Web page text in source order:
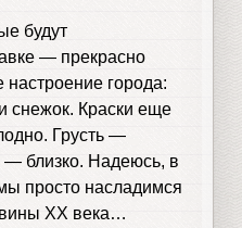
будут
— прекрасно
города:
снежок. Краски еще
Грусть —
близко. Надеюсь, в
просто насладимся
XX века…